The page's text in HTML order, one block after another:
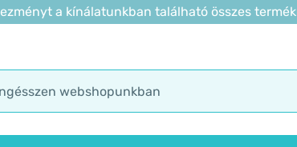
a kínálatunkban található összes